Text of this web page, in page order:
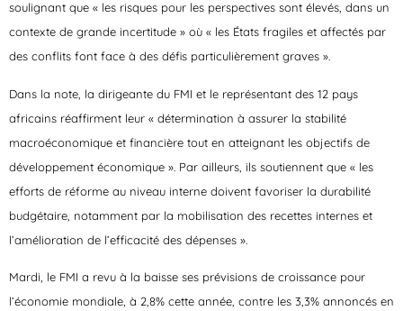
soulignant que « les risques pour les perspectives sont élevés, dans un
contexte de grande incertitude » où « les États fragiles et affectés par
des conflits font face à des défis particulièrement graves ».
Dans la note, la dirigeante du FMI et le représentant des 12 pays
africains réaffirment leur « détermination à assurer la stabilité
macroéconomique et financière tout en atteignant les objectifs de
développement économique ». Par ailleurs, ils soutiennent que « les
efforts de réforme au niveau interne doivent favoriser la durabilité
budgétaire, notamment par la mobilisation des recettes internes et
l’amélioration de l’efficacité des dépenses ».
Mardi, le FMI a revu à la baisse ses prévisions de croissance pour
l’économie mondiale, à 2,8% cette année, contre les 3,3% annoncés en